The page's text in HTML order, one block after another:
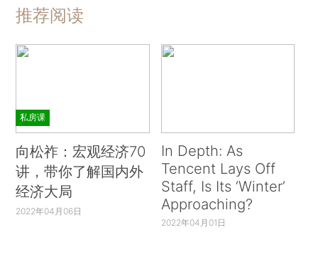
推荐阅读
私房课
向松祚：宏观经济70
讲，带你了解国内外
经济大局
2022年04月06日
In Depth: As
Tencent Lays Off
Staff, Is Its ‘Winter’
Approaching?
2022年04月01日